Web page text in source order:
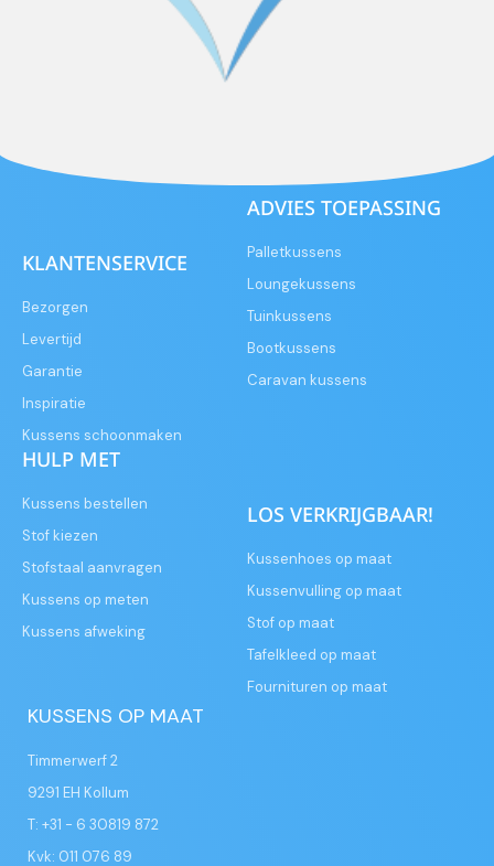
KLANTENSERVICE
Bezorgen
Levertijd
Garantie
Inspiratie
Kussens schoonmaken
ADVIES TOEPASSING
Palletkussens
Loungekussens
Tuinkussens
Bootkussens
Caravan kussens
HULP MET
Kussens bestellen
Stof kiezen
Stofstaal aanvragen
Kussens op meten
Kussens afweking
LOS VERKRIJGBAAR!
Kussenhoes op maat
Kussenvulling op maat
Stof op maat
Tafelkleed op maat
Fournituren op maat
KUSSENS OP MAAT
Timmerwerf 2
9291 EH Kollum
T: +31 - 6 30819 872
Kvk: 011 076 89